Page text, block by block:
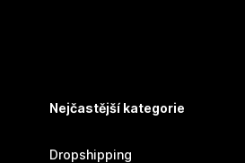
Nejčastější kategorie
Dropshipping